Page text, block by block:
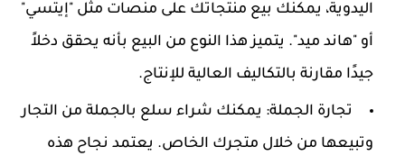
اليدوية، يمكنك بيع منتجاتك على منصات مثل "إيتسي"
أو "هاند ميد". يتميز هذا النوع من البيع بأنه يحقق دخلاً
جيدًا مقارنة بالتكاليف العالية للإنتاج.
تجارة الجملة: يمكنك شراء سلع بالجملة من التجار
وتبيعها من خلال متجرك الخاص. يعتمد نجاح هذه